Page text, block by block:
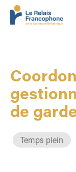
de
Temps plein